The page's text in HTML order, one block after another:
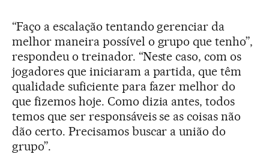
“Faço a escalação tentando gerenciar da
melhor maneira possível o grupo que tenho”,
respondeu o treinador. “Neste caso, com os
jogadores que iniciaram a partida, que têm
qualidade suficiente para fazer melhor do
que fizemos hoje. Como dizia antes, todos
temos que ser responsáveis se as coisas não
dão certo. Precisamos buscar a união do
grupo”.